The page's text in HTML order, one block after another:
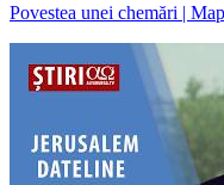
Povestea unei chemări |